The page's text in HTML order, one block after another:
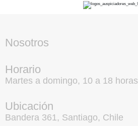
Nosotros
Horario
Martes a domingo, 10 a 18 horas
Ubicación
Bandera 361, Santiago, Chile